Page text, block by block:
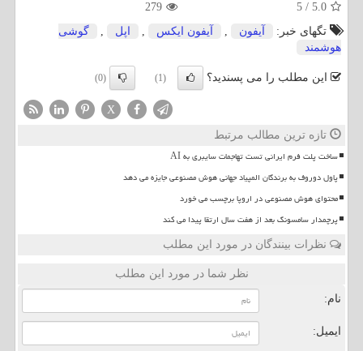
5.0
/
5
279
تگهای خبر:
آیفون , آیفون ایكس , اپل ,
گوشی
هوشمند
این مطلب را می پسندید؟ (1)
(0)
X
تازه ترین مطالب مرتبط
ساخت پلت فرم ایرانی تست تهاجمات سایبری به AI
پاول دوروف به برندگان المپیاد جهانی هوش مصنوعی جایزه می دهد
محتوای هوش مصنوعی در اروپا برچسب می خورد
پرچمدار سامسونگ بعد از هفت سال ارتقا پیدا می کند
نظرات بینندگان در مورد این مطلب
نظر شما در مورد این مطلب
نام:
ایمیل: